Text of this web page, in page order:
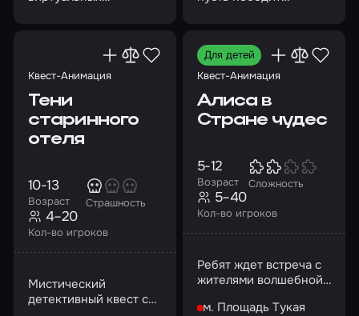
Квест-Анимация
Тени
старинного
отеля
Возраст
10-13
Страшность
Кол-во игроков
4–20
Мистический
детективный квест с
Для детей
Квест-Анимация
Алиса в
Стране чудес
Возраст
5-12
Сложность
Кол-во игроков
5–40
Ребят ждет встреча с
жителями волшебной
м. Площадь Тукая